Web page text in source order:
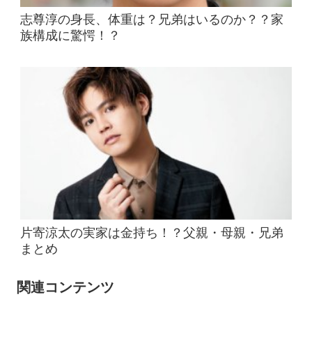
志尊淳の身長、体重は？兄弟はいるのか？？家
族構成に驚愕！？
片寄涼太の実家は金持ち！？父親・母親・兄弟
まとめ
関連コンテンツ